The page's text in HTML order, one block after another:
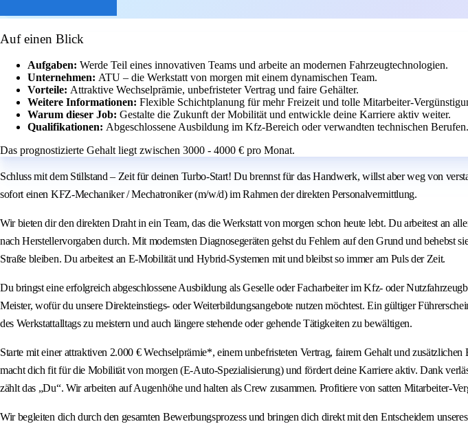
Auf einen Blick
Aufgaben: Werde Teil eines innovativen Teams und arbeite an modernen Fahrzeugtechnologien.
Unternehmen: ATU – die Werkstatt von morgen mit einem dynamischen Team.
Vorteile: Attraktive Wechselprämie, unbefristeter Vertrag und faire Gehälter.
Weitere Informationen: Flexible Schichtplanung für mehr Freizeit und tolle Mitarbeiter-
Warum dieser Job: Gestalte die Zukunft der Mobilität und entwickle deine Karriere aktiv weiter.
Qualifikationen: Abgeschlossene Ausbildung im Kfz-Bereich oder verwandten technischen Berufen.
Das prognostizierte Gehalt liegt zwischen 3000 - 4000 € pro Monat.
Schluss mit dem Stillstand – Zeit für deinen Turbo-Start! Du brennst für das Handwerk, willst aber weg von
sofort einen KFZ-Mechaniker / Mechatroniker (m/w/d) im Rahmen der direkten Personalvermittlung.
Wir bieten dir den direkten Draht in ein Team, das die Werkstatt von morgen schon heute lebt. Du arbeitest an
nach Herstellervorgaben durch. Mit modernsten Diagnosegeräten gehst du Fehlern auf den Grund und
Straße bleiben. Du arbeitest an E-Mobilität und Hybrid-Systemen mit und bleibst so immer am Puls der Zeit.
Du bringst eine erfolgreich abgeschlossene Ausbildung als Geselle oder Facharbeiter im Kfz- oder
Meister, wofür du unsere Direkteinstiegs- oder Weiterbildungsangebote nutzen möchtest. Ein gültiger
des Werkstattalltags zu meistern und auch längere stehende oder gehende Tätigkeiten zu bewältigen.
Starte mit einer attraktiven 2.000 € Wechselprämie*, einem unbefristeten Vertrag, fairem Gehalt und
macht dich fit für die Mobilität von morgen (E-Auto-Spezialisierung) und fördert deine Karriere aktiv. Dank
zählt das „Du“. Wir arbeiten auf Augenhöhe und halten als Crew zusammen. Profitiere von satten Mitarbeiter-
Wir begleiten dich durch den gesamten Bewerbungsprozess und bringen dich direkt mit den Entscheidern